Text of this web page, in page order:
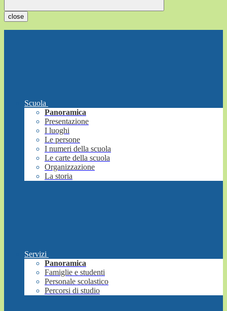
close
Scuola
Panoramica
Presentazione
I luoghi
Le persone
I numeri della scuola
Le carte della scuola
Organizzazione
La storia
Servizi
Panoramica
Famiglie e studenti
Personale scolastico
Percorsi di studio